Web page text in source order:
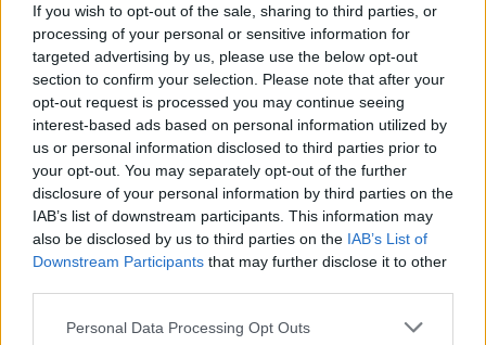
If you wish to opt-out of the sale, sharing to third parties, or
processing of your personal or sensitive information for
targeted advertising by us, please use the below opt-out
section to confirm your selection. Please note that after your
opt-out request is processed you may continue seeing
interest-based ads based on personal information utilized by
us or personal information disclosed to third parties prior to
your opt-out. You may separately opt-out of the further
disclosure of your personal information by third parties on the
IAB’s list of downstream participants. This information may
also be disclosed by us to third parties on the IAB’s List of
Downstream Participants that may further disclose it to other
Personal Data Processing Opt Outs
него како тврд нацист од врвот.
Студиозен и темелен во својата работа, откако
ја формирал новата служба за разузнавачки
извори против најголемата опасност,
комунизмот од Москва, користел информации
прибрани од изјави на два милиони поранешни
германски војници, заробеници кои се враќале
од Русија во Германија во периодот од 1945 до
1956 година. Гвидо Кноп, во својта
книга Историја, го цитира Ерих Шмит Енбом -
експерт за тајните служби кој за овој период, и
"Во Организацијата Гелен има најмалку 50